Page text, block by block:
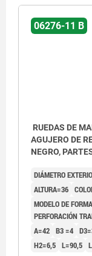
06276-11 B
RUEDAS DE
AGUJERO DE
NEGRO,
DIÁMETRO
ALTURA=36
MODELO DE
PERFORACIÓN
A=42 B3 =4
H2=6,5 L=90,5